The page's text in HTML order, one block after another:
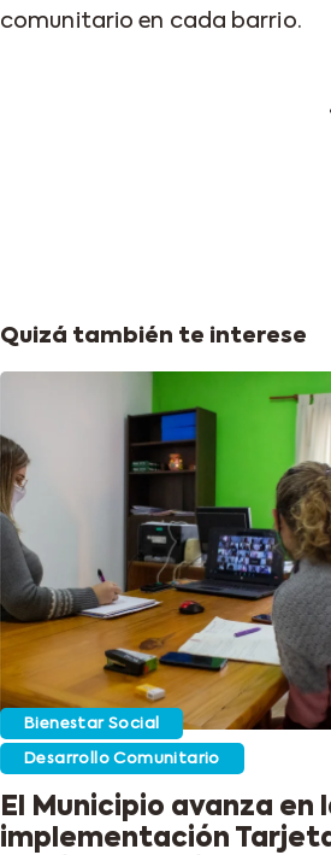
comunitario en cada barrio.
Quizá también te interese
Bienestar Social
Desarrollo Comunitario
El Municipio avanza en
implementación